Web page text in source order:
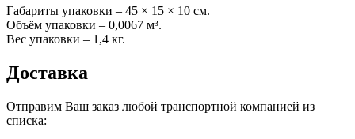
Габариты упаковки – 45 × 15 × 10 см.
Объём упаковки – 0,0067 м³.
Вес упаковки – 1,4 кг.
Доставка
Отправим Ваш заказ любой транспортной компанией из
списка: